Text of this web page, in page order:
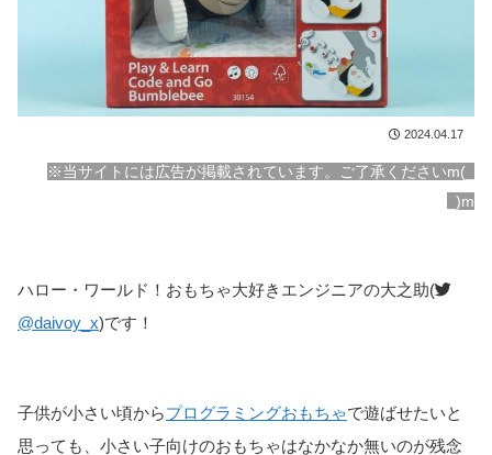
2024.04.17
※当サイトには広告が掲載されています。ご了承くださいm(_
_)m
ハロー・ワールド！おもちゃ大好きエンジニアの大之助(
@daivoy_x)です！
子供が小さい頃からプログラミングおもちゃで遊ばせたいと
思っても、小さい子向けのおもちゃはなかなか無いのが残念